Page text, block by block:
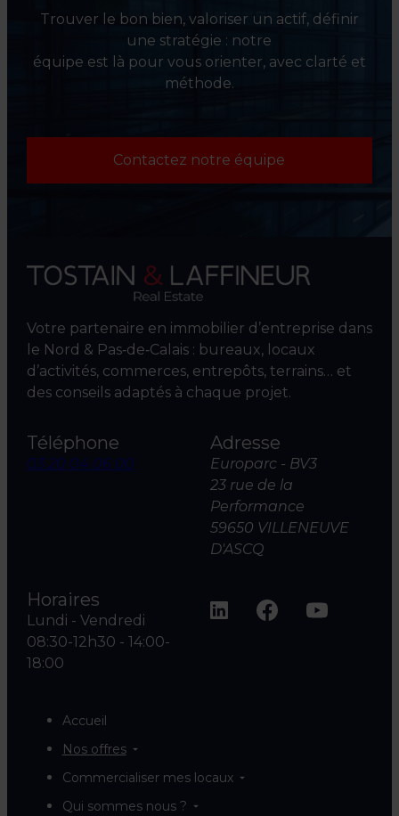
Trouver le bon bien, valoriser un actif, définir
une stratégie : notre
équipe est là pour vous orienter, avec clarté et
méthode.
Contactez notre équipe
Votre partenaire en immobilier d’entreprise dans
le Nord & Pas‑de‑Calais : bureaux, locaux
d’activités, commerces, entrepôts, terrains… et
des conseils adaptés à chaque projet.
Téléphone
03 20 04 06 00
Adresse
Europarc - BV3
23 rue de la
Performance
59650 VILLENEUVE
D'ASCQ
Horaires
Lundi - Vendredi
08:30-12h30 - 14:00-
18:00
Accueil
Nos offres
Commercialiser mes locaux
Qui sommes nous ?